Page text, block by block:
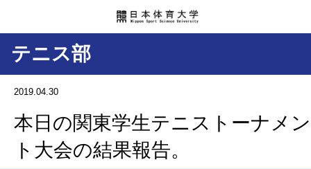
テニス部
2019.04.30
本日の関東学生テニストーナメン
ト大会の結果報告。